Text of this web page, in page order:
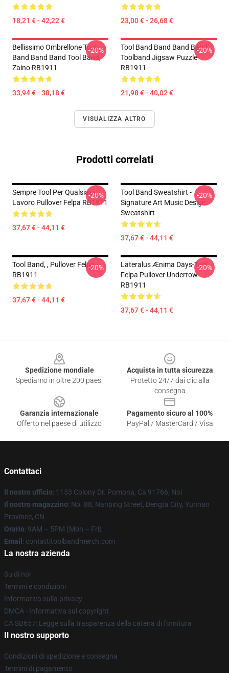
18,21 € - 42,22 € 23,00 € - 26,68 €
Bellissimo Ombrellone Tool
Band Band Band Tool Band,
Zaino RB1911
33,94 € - 38,18 €
-20%
Tool Band Band Band Band
Toolband Jigsaw Puzzle
RB1911
21,98 € - 40,02 €
-20%
VISUALIZZA ALTRO
Prodotti correlati
Sempre Tool Per Qualsiasi
Lavoro Pullover Felpa RB1911
37,67 € - 44,11 €
-20%
Tool Band Sweatshirt -
Signature Art Music Design
Sweatshirt
37,67 € - 44,11 €
-20%
Tool Band, , Pullover Felpa
RB1911
37,67 € - 44,11 €
-20%
Lateralus Ænima Days-Tool
Felpa Pullover Undertow
RB1911
37,67 € - 44,11 €
-20%
Spedizione mondiale
Spediamo in oltre 200 paesi
Acquista in tutta sicurezza
Protetto 24/7 dai clic alla
consegna
Garanzia internazionale
Offerto nel paese di utilizzo
Pagamento sicuro al 100%
PayPal / MasterCard / Visa
Contattaci
Il nostro ufficio: 1153 Colony Dr. Pomona, Ca 91766, Noi
Il nostro magazzino: No. 88, Nanping Street, Dengta City, Yunnan
Province, CN
Orario: 9AM – 5PM (Mon – Fri)
Email : contattitoolbandmerch.com
La nostra azienda
Su di noi
Termini e condizioni
Informativa sulla privacy
DMCA - Informativa sul copyright
CA SB657: Legge sulla trasparenza della catena di fornitura
Il nostro supporto
Condizioni di spedizione e consegna
Termini di pagamento